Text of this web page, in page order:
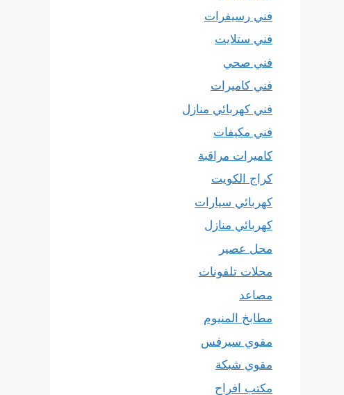
فني رسيفرات
فني ستلايت
فني صحي
فني كاميرات
فني كهربائي منازل
فني مكيفات
كاميرات مراقبة
كراج الكويت
كهربائي سيارات
كهربائي منازل
محل عصير
محلات تلفونات
مصاعد
مطابخ المنيوم
مقوي سيرفس
مقوي شبكة
مكتب افراح